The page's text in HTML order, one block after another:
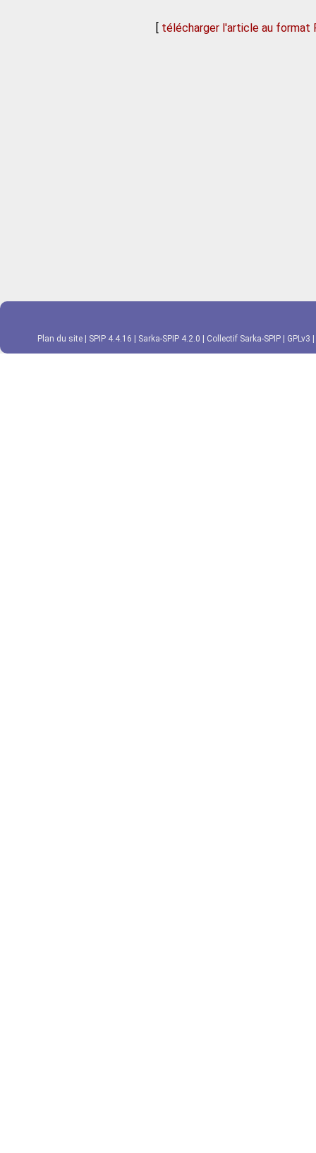
[ télécharger l'article au format
Plan du site SPIP 4.4.16 Sarka-SPIP 4.2.0 Collectif Sarka-SPIP GPLv3